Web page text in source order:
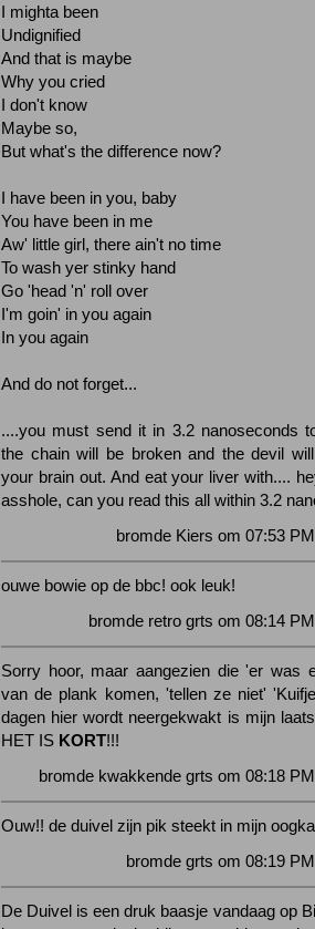
I mighta been
Undignified
And that is maybe
Why you cried
I don't know
Maybe so,
But what's the difference now?
I have been in you, baby
You have been in me
Aw' little girl, there ain't no time
To wash yer stinky hand
Go 'head 'n' roll over
I'm goin' in you again
In you again
And do not forget...
....you must send it in 3.2 nanoseconds
the chain will be broken and the devil
your brain out. And eat your liver with....
asshole, can you read this all within 3.2
bromde Kiers om 07:53
ouwe bowie op de bbc! ook leuk!
bromde retro grts om 08:14
Sorry hoor, maar aangezien die 'er was
van de plank komen, 'tellen ze niet'
dagen hier wordt neergekwakt is mijn
HET IS KORT!!!
bromde kwakkende grts om 08:18
Ouw!! de duivel zijn pik steekt in mijn
bromde grts om 08:19
De Duivel is een druk baasje vandaag op